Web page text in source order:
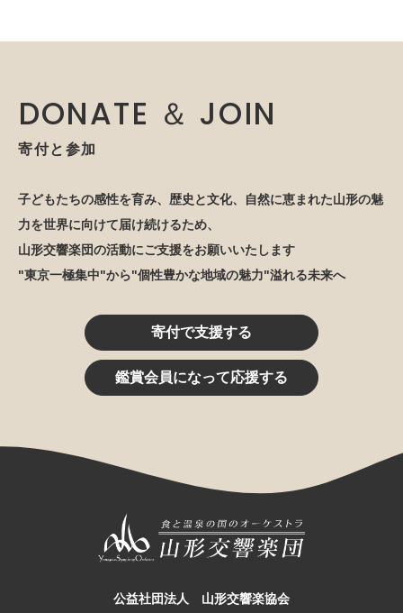
DONATE ＆ JOIN
寄付と参加
子どもたちの感性を育み、歴史と文化、自然に恵まれた山形の魅
力を世界に向けて届け続けるため、
山形交響楽団の活動にご支援をお願いいたします
"東京一極集中"から"個性豊かな地域の魅力"溢れる未来へ
寄付で支援する
鑑賞会員になって応援する
公益社団法人 山形交響楽協会